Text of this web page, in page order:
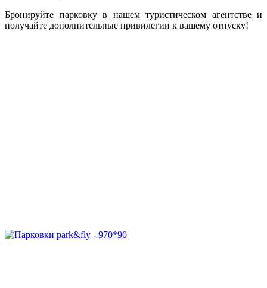
Бронируйте парковку в нашем туристическом агентстве и
получайте дополнительные привилегии к вашему отпуску!